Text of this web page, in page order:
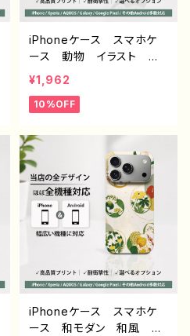
iPhoneケース スマホケ
ース 動物 イラスト ゆ
るかわ 可愛い おもしろ
スマホケース 面白いiPho
neケース ユニーク ネタ
s/7/8/XS/11/12/13 AQU
OS Xperia Googlepix
el 人気 イラストレータ
ー クリエイター 絵師
個性的 Android アンド
ロイド 携帯 ハード ケ
ース グッズ スマホカバ
ー アイフォンケース 悪
いことを言うパンダ タイト
ル：ラーメンについて悪いこ
と言うパンダ 子パンダ付
き 作：こさつね G-6
¥1,962
10%OFF
iPhoneケース スマホケ
ース 和モダン 和風 和